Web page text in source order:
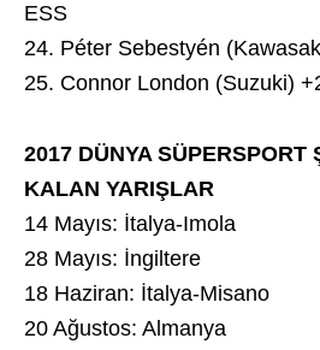
ESS
24. Péter Sebestyén
25. Connor London (Suzuki)
2017 DÜNYA SÜPERSPORT
KALAN YARIŞLAR
14 Mayıs: İtalya-Imola
28 Mayıs: İngiltere
18 Haziran: İtalya-Misano
20 Ağustos: Almanya